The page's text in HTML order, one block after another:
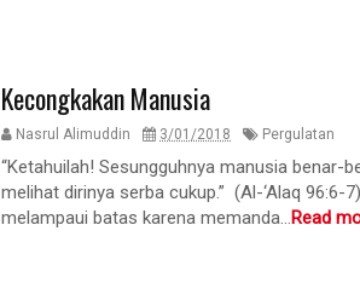
Kecongkakan Manusia
Nasrul Alimuddin 3/01/2018 Pergulatan
“Ketahuilah! Sesungguhnya manusia benar-
melihat dirinya serba cukup.” (Al-‘Alaq 96:6-
melampaui batas karena memanda...Read